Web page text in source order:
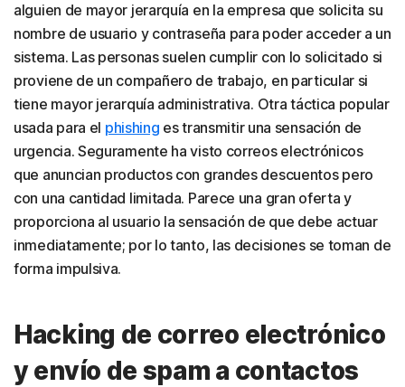
alguien de mayor jerarquía en la empresa que solicita su
nombre de usuario y contraseña para poder acceder a un
sistema. Las personas suelen cumplir con lo solicitado si
proviene de un compañero de trabajo, en particular si
tiene mayor jerarquía administrativa. Otra táctica popular
usada para el phishing es transmitir una sensación de
urgencia. Seguramente ha visto correos electrónicos
que anuncian productos con grandes descuentos pero
con una cantidad limitada. Parece una gran oferta y
proporciona al usuario la sensación de que debe actuar
inmediatamente; por lo tanto, las decisiones se toman de
forma impulsiva.
Hacking de correo electrónico
y envío de spam a contactos